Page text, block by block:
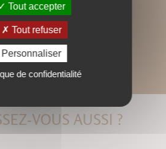
VOUS AUSSI ?
Tout accepter
Tout refuser
Personnaliser
de confidentialité